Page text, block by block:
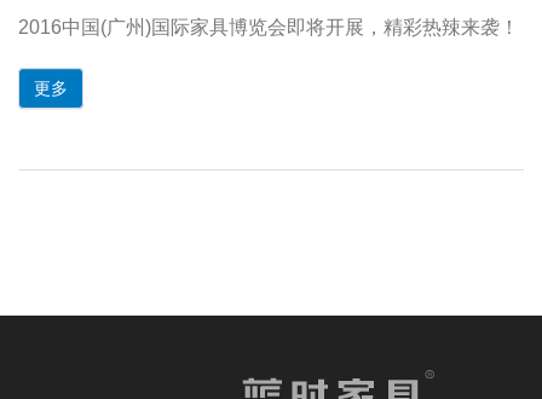
2016中国(广州)国际家具博览会即将开展，精彩热辣来袭！
更多